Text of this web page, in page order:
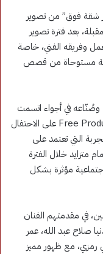
شقة فوق” من تصوير
بعد فترة تصوير
وفريقه الفني، خاصة
مستوحاة من قصص
في أجواء اتسمت
بالحماس والتعاون، حيث حرصت شركة Free Production على الاحتفال
التي تعتمد على
متزايد خلال الفترة
مؤثرة بشكل
في مقدمتهم الفنان
صلاح عبد الله، عمر
رمزي، مع ظهور مميز